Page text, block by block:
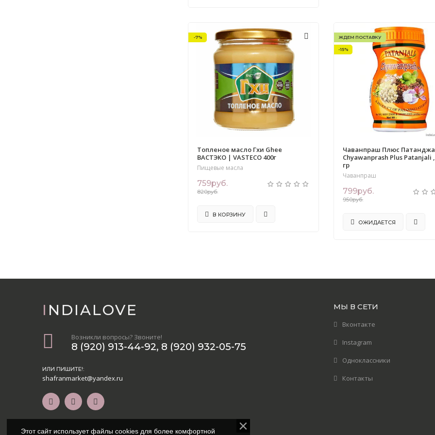
-7%
Топленое масло Гхи Ghee
ВАСТЭКО | VASTECO 400г
Пищевые масла
759руб.
820руб.
В КОРЗИНУ
ЖДЕМ ПОСТАВКУ
-15%
Чаванпраш Плюс
Chyawanprash Plus Patanjali
гр
Чаванпраш
799руб.
950руб.
ОЖИДАЕТСЯ
INDIALOVE
Возникли вопросы? Звоните!
8 (920) 913-44-92, 8 (920) 932-05-75
ИЛИ ПИШИТЕ!:
shafranmarket@yandex.ru
МЫ В СЕТИ
Вконтакте
Instagram
Одноклассники
Контакты
Этот сайт использует файлы cookies для более комфортной